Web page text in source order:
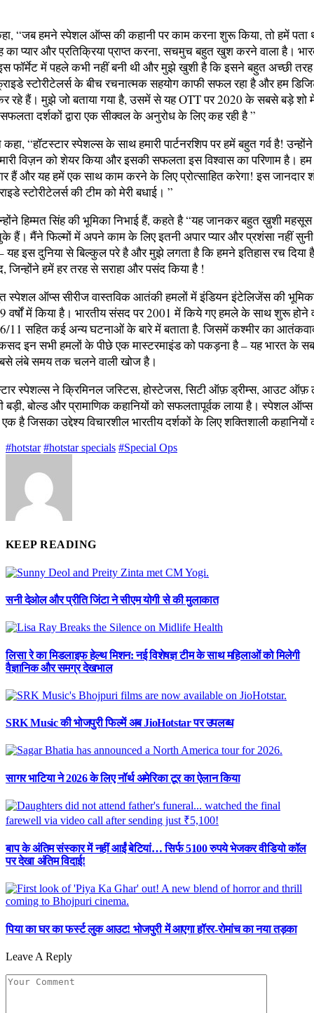
“जब हमने स्पेशल ऑप्स की कहानी पर काम करना शुरू किया, तो हमें
प्यार और प्रतिक्रिया प्राप्त करना, सचमुच बहुत खुश करने वाला है।
फॉर्मेट में पहले कभी नहीं बनी थी और मुझे खुशी है कि इसने बहुत अच्छी
स्टोरीटेलर्स के बीच रचनात्मक सहयोग काफी सफल रहा है और हम
रहे हैं। मुझे जो बताया गया है, उसमें से यह OTT पर 2020 के सबसे बड़े
दर्शकों द्वारा एक सीक्वल के अनुरोध के लिए कह रही है ”
कहा, “हॉटस्टार स्पेशल्स के साथ हमारी पार्टनरशिप पर हमें बहुत गर्व है!
विज़न को शेयर किया और इसकी सफलता इस विश्वास का परिणाम है। हम
हैं और यह हमें एक साथ काम करने के लिए प्रोत्साहित करेगा! इस जानदार
स्टोरीटेलर्स की टीम को मेरी बधाई। ”
हिम्मत सिंह की भूमिका निभाई हैं, कहते है “यह जानकर बहुत ख़ुशी महसूस
मैंने फिल्मों में अपने काम के लिए इतनी अपार प्यार और प्रशंसा नहीं
यह इस दुनिया से बिल्कुल परे है और मुझे लगता है कि हमने इतिहास रच दिया
जिन्होंने हमें हर तरह से सराहा और पसंद किया है !
स्पेशल ऑप्स सीरीज वास्तविक आतंकी हमलों में इंडियन इंटेलिजेंस की
वर्षों में किया है। भारतीय संसद पर 2001 में किये गए हमले के साथ शुरू होने
सहित कई अन्य घटनाओं के बारे में बताता है. जिसमें कश्मीर का
इन सभी हमलों के पीछे एक मास्टरमाइंड को पकड़ना है – यह भारत के
लंबे समय तक चलने वाली खोज है।
स्पेशल्स ने क्रिमिनल जस्टिस, होस्टेजस, सिटी ऑफ़ ड्रीम्स, आउट ऑफ़
बड़ी, बोल्ड और प्रामाणिक कहानियों को सफलतापूर्वक लाया है। स्पेशल
है जिसका उद्देश्य विचारशील भारतीय दर्शकों के लिए शक्तिशाली
#hotstar #hotstar specials #Special Ops
KEEP READING
सनी देओल और प्रीति जिंटा ने सीएम योगी से की मुलाकात
लिसा रे का मिडलाइफ हेल्थ मिशन: नई विशेषज्ञ टीम के साथ महिलाओं को मिलेगी
वैज्ञानिक और समग्र देखभाल
SRK Music की भोजपुरी फिल्में अब JioHotstar पर उपलब्ध
सागर भाटिया ने 2026 के लिए नॉर्थ अमेरिका टूर का ऐलान किया
बाप के अंतिम संस्कार में नहीं आईं बेटियां… सिर्फ 5100 रुपये भेजकर वीडियो कॉल
पर देखा अंतिम विदाई!
पिया का घर का फर्स्ट लुक आउट! भोजपुरी में आएगा हॉरर-रोमांच का नया तड़का
Leave A Reply